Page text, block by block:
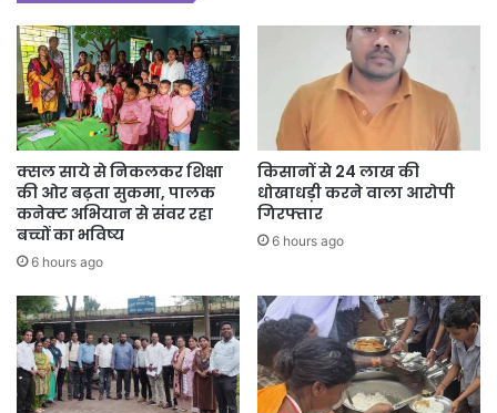
क्सल साये से निकलकर शिक्षा
की ओर बढ़ता सुकमा, पालक
कनेक्ट अभियान से संवर रहा
बच्चों का भविष्य
6 hours ago
किसानों से 24 लाख की
धोखाधड़ी करने वाला आरोपी
गिरफ्तार
6 hours ago